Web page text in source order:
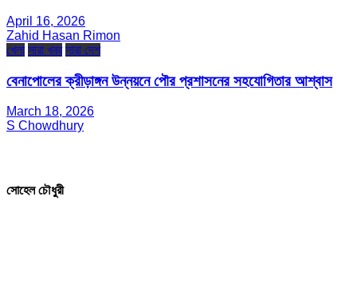
April 16, 2026
Zahid Hasan Rimon
খেলা সারা খবর সারা দেশ
বেনাপোলের ক্রীড়াঙ্গন উন্নয়নে পৌর প্রশাসনের সহযোগিতার আশ্বাস
March 18, 2026
S Chowdhury
সোহেল চৌধুরী